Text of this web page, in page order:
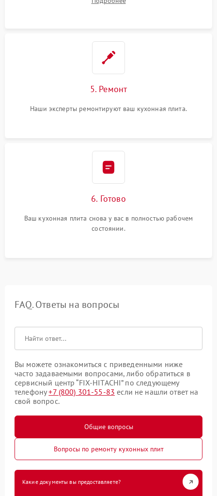
5. Ремонт
Наши эксперты ремонтируют ваш кухонная плита.
6. Готово
Ваш кухонная плита снова у вас в полностью рабочем
состоянии.
FAQ. Ответы на вопросы
Вы можете ознакомиться с приведенными ниже
часто задаваемыми вопросами, либо обратиться в
сервисный центр “FIX-HITACHI” по следующему
телефону+7 (800) 301-55-83 если не нашли ответ на
свой вопрос.
Общие вопросы
Вопросы по ремонту кухонных плит
Какие документы вы предоставляете?